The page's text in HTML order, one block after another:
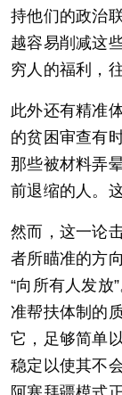
持他们的政治
越容易削减这
穷人的福利，
此外还有精准
的贫困审查有
那些被材料弄
前退缩的人。
然而，这一论
者所瞄准的方
“向所有人发放
准帮扶体制的
它，足够简单
稳定以使其不